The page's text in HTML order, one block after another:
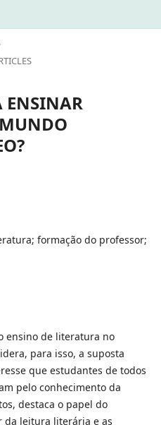
ENSINAR
formação do professor;
ensino de literatura no
para isso, a suposta
que estudantes de todos
pelo conhecimento da
destaca o papel do
da leitura literária e as